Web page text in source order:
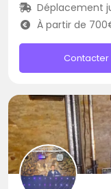
Déplacement
À partir de
Contacter